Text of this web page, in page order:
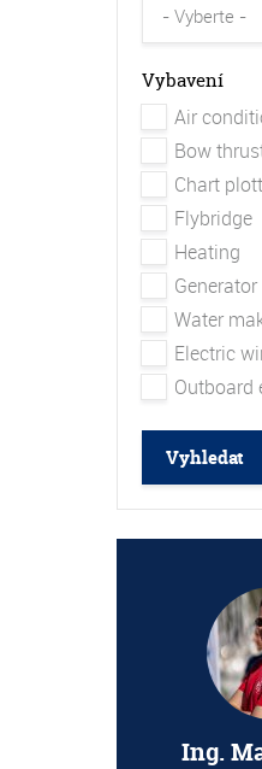
Vybavení
Air
Bow
Chart
Flybridge
Heating
Generator
Water
Electric
Outboard
Vyhledat
Ing.